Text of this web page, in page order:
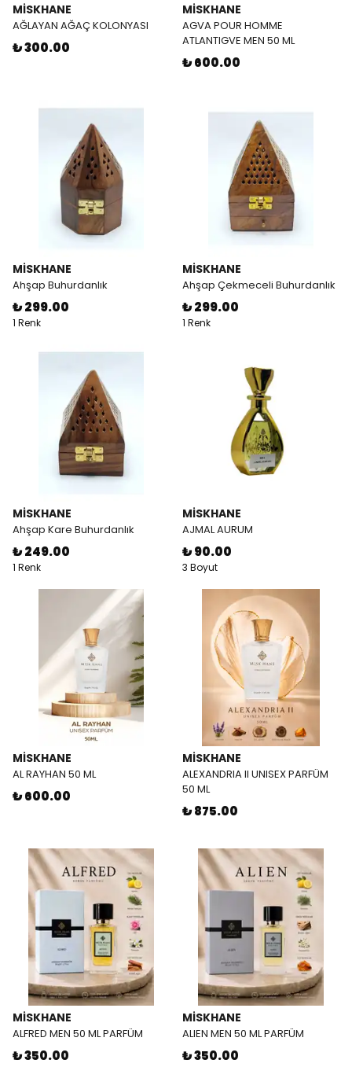
MİSKHANE
AĞLAYAN AĞAÇ KOLONYASI
₺ 300.00
MİSKHANE
AGVA POUR HOMME
ATLANTIGVE MEN 50 ML
₺ 600.00
MİSKHANE
Ahşap Buhurdanlık
₺ 299.00
1 Renk
MİSKHANE
Ahşap Çekmeceli Buhurdanlık
₺ 299.00
1 Renk
MİSKHANE
Ahşap Kare Buhurdanlık
₺ 249.00
1 Renk
MİSKHANE
AJMAL AURUM
₺ 90.00
3 Boyut
MİSKHANE
AL RAYHAN 50 ML
₺ 600.00
MİSKHANE
ALEXANDRIA II UNISEX PARFÜM
50 ML
₺ 875.00
MİSKHANE
ALFRED MEN 50 ML PARFÜM
₺ 350.00
MİSKHANE
ALIEN MEN 50 ML PARFÜM
₺ 350.00